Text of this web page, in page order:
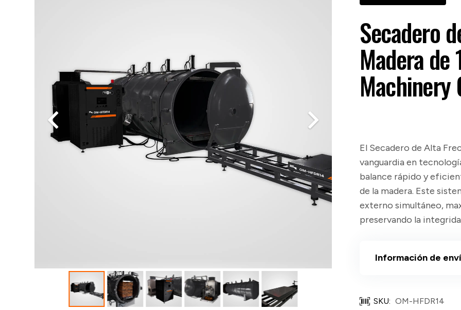
Secadero
Madera de
Machinery
El Secadero de Alta
vanguardia en
balance rápido y
de la madera. Este
externo simultáneo,
preservando la
Información de
SKU: OM-HFDR14